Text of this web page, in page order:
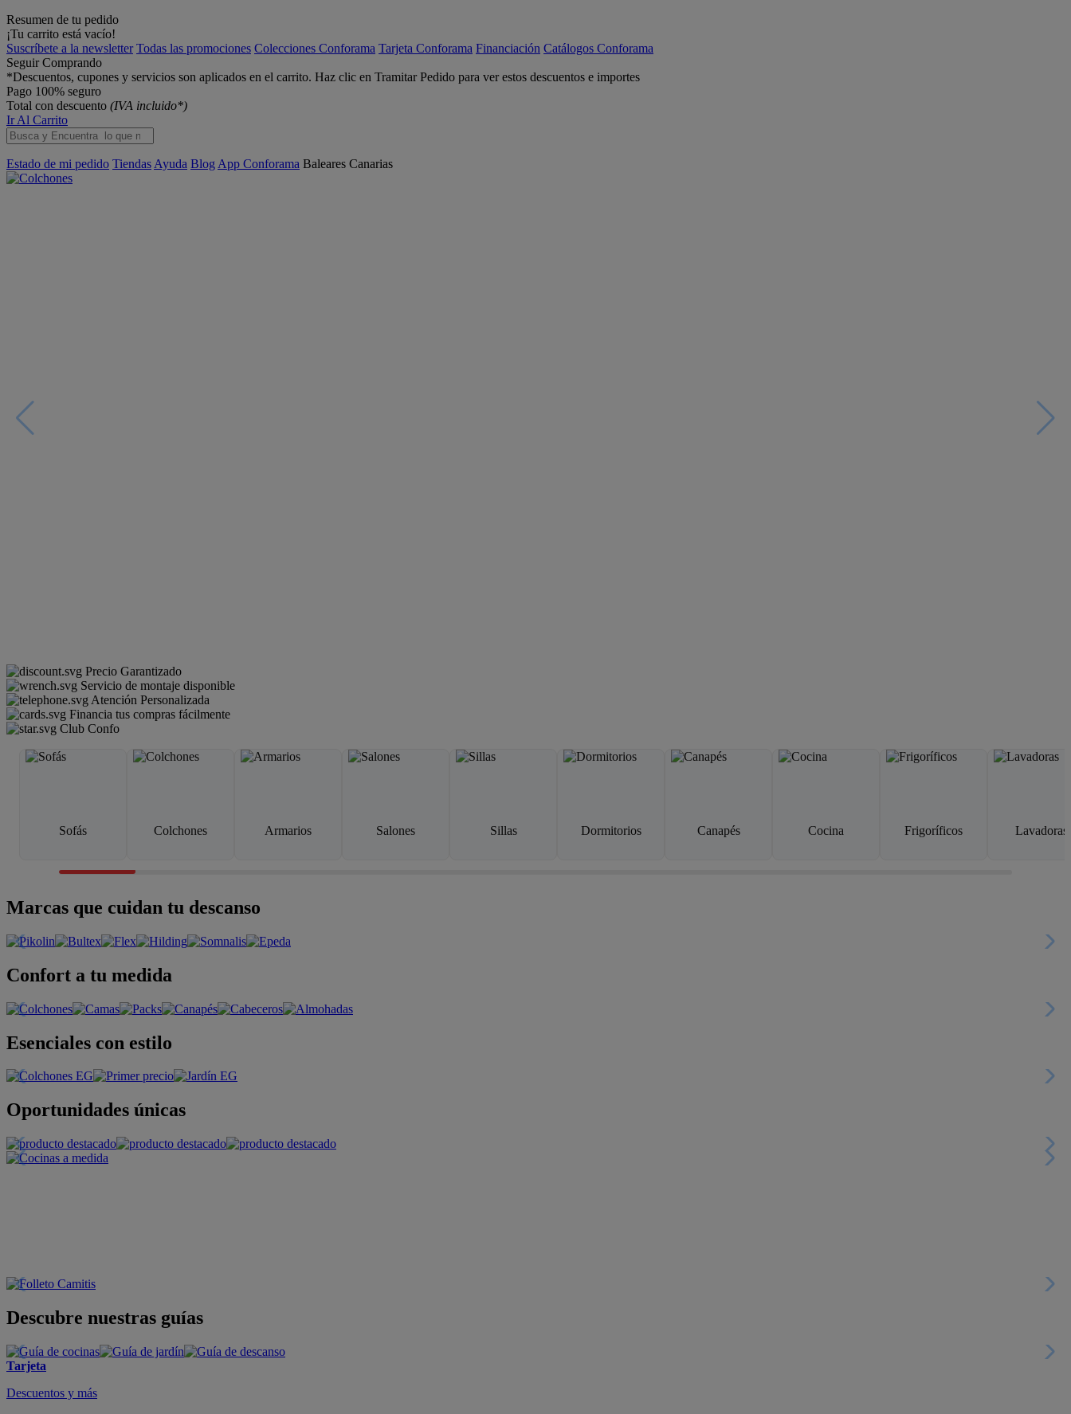
Resumen de tu pedido
¡Tu carrito está vacío!
Suscríbete a la newsletter Todas las promociones Colecciones Conforama Tarjeta Conforama Financiación Catálogos Conforama
Seguir Comprando
*Descuentos, cupones y servicios son aplicados en el carrito. Haz clic en Tramitar Pedido para ver estos descuentos e importes
Pago 100% seguro
Total con descuento (IVA incluido*)
Ir Al Carrito
Estado de mi pedido Tiendas Ayuda Blog App Conforama Baleares Canarias
Precio Garantizado
Servicio de montaje disponible
Atención Personalizada
Financia tus compras fácilmente
Club Confo
Sofás Colchones Armarios Salones Sillas Dormitorios Canapés Cocina Frigoríficos Lavadoras
Marcas que cuidan tu descanso
Confort a tu medida
Esenciales con estilo
Oportunidades únicas
Descubre nuestras guías
Tarjeta
Descuentos y más